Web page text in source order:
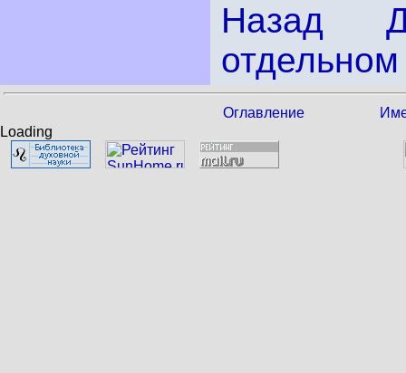
Назад
Оглавление
Loading